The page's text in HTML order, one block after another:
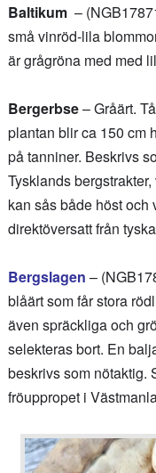
Baltikum –
små vinröd-lila
är grågröna med med
Bergerbse– Gråärt.
plantan blir ca 150 cm
på tanniner. Beskrivs
Tysklands
kan sås både höst och
direktöversatt från
Bergslagen –
blåärt som får stora
även spräckliga och
selekteras bort. En
beskrivs som nötaktig.
fröuppropet i